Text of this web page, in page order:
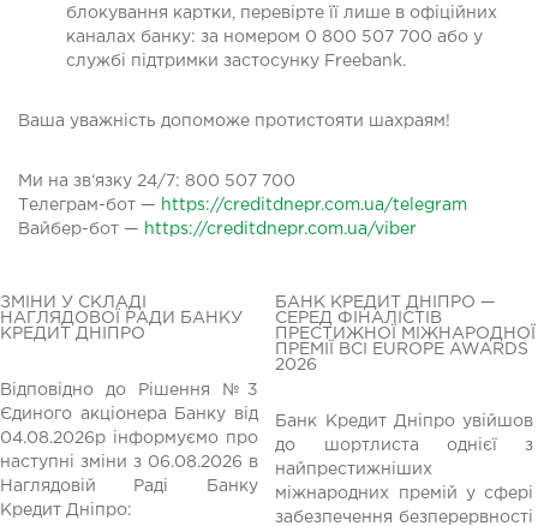
блокування картки, перевірте її лише в офіційних
каналах банку: за номером 0 800 507 700 або у
службі підтримки застосунку Freebank.
Ваша уважність допоможе протистояти шахраям!
Ми на зв‘язку 24/7: 800 507 700
Телеграм-бот — https://creditdnepr.com.ua/telegram
Вайбер-бот — https://creditdnepr.com.ua/viber
ЗМІНИ У СКЛАДІ
НАГЛЯДОВОЇ РАДИ БАНКУ
КРЕДИТ ДНІПРО
Відповідно до Рішення №3
Єдиного акціонера Банку від
04.08.2026р інформуємо про
наступні зміни з 06.08.2026 в
Наглядовій Раді Банку
Кредит Дніпро:
БАНК КРЕДИТ ДНІПРО —
СЕРЕД ФІНАЛІСТІВ
ПРЕСТИЖНОЇ МІЖНАРОДНОЇ
ПРЕМІЇ BCI EUROPE AWARDS
2026
Банк Кредит Дніпро увійшов
до шортлиста однієї з
найпрестижніших
міжнародних премій у сфері
забезпечення безперервності